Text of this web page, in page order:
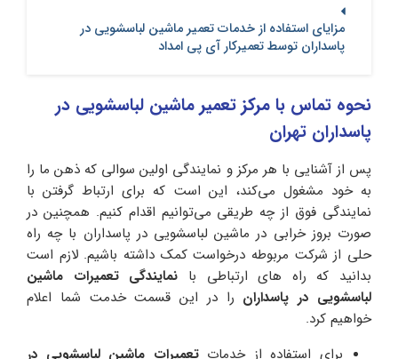
مزایای استفاده از خدمات تعمیر ماشین لباسشویی در
پاسداران توسط تعمیرکار آی پی امداد
نحوه تماس با مرکز تعمیر ماشین لباسشویی در
پاسداران تهران
پس از آشنایی با هر مرکز و نمایندگی اولین سوالی که ذهن ما را
به خود مشغول می‌کند، این است که برای ارتباط گرفتن با
نمایندگی فوق از چه طریقی می‌توانیم اقدام کنیم. همچنین در
صورت بروز خرابی در ماشین لباسشویی در پاسداران با چه راه
حلی از شرکت مربوطه درخواست کمک داشته باشیم. لازم است
بدانید که راه های ارتباطی با نمایندگی تعمیرات ماشین
لباسشویی در پاسداران را در این قسمت خدمت شما اعلام
خواهیم کرد.
برای استفاده از خدمات تعمیرات ماشین لباسشویی در